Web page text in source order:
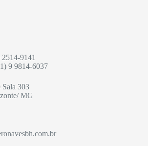
2514-9141
9 9814-6037
Sala 303
MG